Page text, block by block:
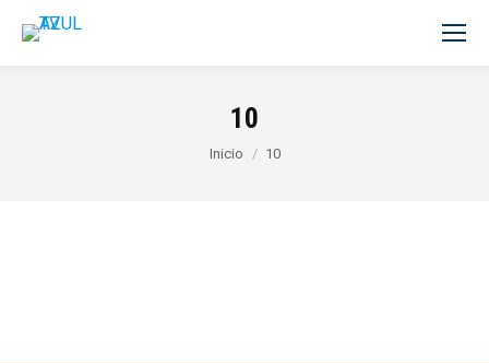
10
Estás aquí:
Inicio 10